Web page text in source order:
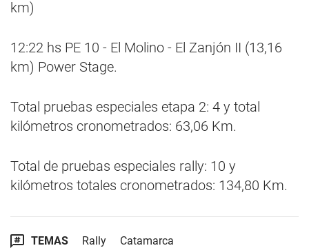
km)
12:22 hs PE 10 - El Molino - El Zanjón II (13,16
km) Power Stage.
Total pruebas especiales etapa 2: 4 y total
kilómetros cronometrados: 63,06 Km.
Total de pruebas especiales rally: 10 y
kilómetros totales cronometrados: 134,80 Km.
TEMAS Rally Catamarca